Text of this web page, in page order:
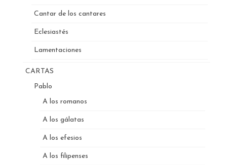
Cantar de los cantares
Eclesiastés
Lamentaciones
CARTAS
Pablo
A los romanos
A los gálatas
A los efesios
A los filipenses